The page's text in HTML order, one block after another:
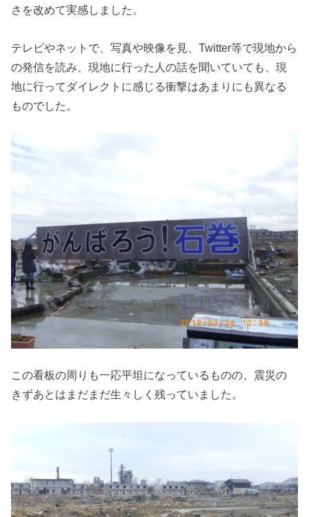
さを改めて実感しました。
テレビやネットで、写真や映像を見、Twitter等で現地から
の発信を読み、現地に行った人の話を聞いていても、現
地に行ってダイレクトに感じる衝撃はあまりにも異なる
ものでした。
この看板の周りも一応平坦になっているものの、震災の
きずあとはまだまだ生々しく残っていました。